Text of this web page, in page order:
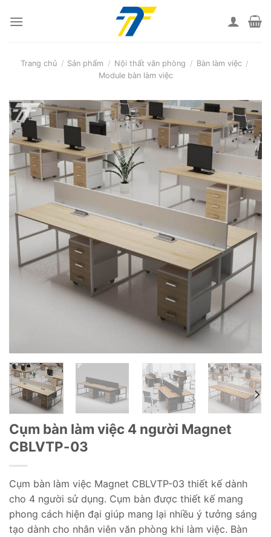
Trang chủ / Sản phẩm / Nội thất văn phòng / Bàn làm việc /
Module bàn làm việc
Cụm bàn làm việc 4 người Magnet
CBLVTP-03
Cụm bàn làm việc Magnet CBLVTP-03 thiết kế dành
cho 4 người sử dụng. Cụm bàn được thiết kế mang
phong cách hiện đại giúp mang lại nhiều ý tưởng sáng
tạo dành cho nhân viên văn phòng khi làm việc. Bàn